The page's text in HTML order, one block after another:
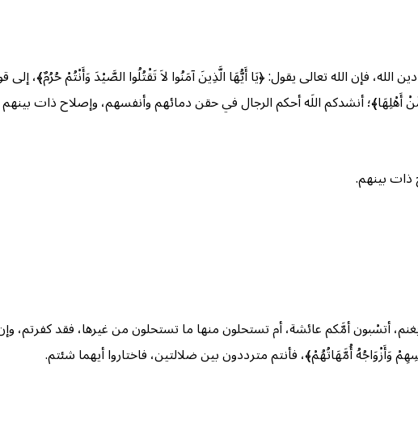
الله، فإن الله تعالى يقول: ﴿يَا أَيُّهَا الَّذِينَ آمَنُوا لاَ تَقْتُلُوا الصَّيْدَ وَأَنْتُمْ
أَهْلِهَا﴾؛ أنشدكم اللَه أحكم الرجال في حقن دمائهم وأنفسهم، وإصلاح ذات
ذات بينهم.
أتسْبون أمَّكم عائشة، أم تستحلون منها ما تستحلون من غيرها، فقد كفرتم،
وَأَزْوَاجُهُ أُمَّهَاتُهُمْ﴾، فأنتم مترددون بين ضلالتين، فاختاروا أيهما شئتم.